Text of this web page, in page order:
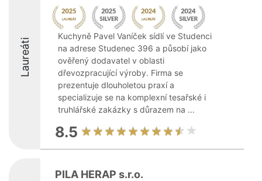
Laureáti
Kuchyně Pavel Vaníček sídlí ve Studenci
na adrese Studenec 396 a působí jako
ověřený dodavatel v oblasti
dřevozpracující výroby. Firma se
prezentuje dlouholetou praxí a
specializuje se na komplexní tesařské i
truhlářské zakázky s důrazem na ...
8.5
PILA HERAP s.r.o.